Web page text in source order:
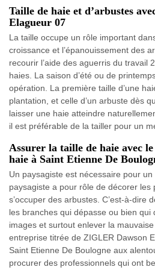
Taille de haie et d’arbustes
Elagueur 07
La taille occupe un rôle important
croissance et l’épanouissement des
recourir l’aide des aguerris du travail
haies. La saison d’été ou de
opération. La première taille d’une
plantation, et celle d’un arbuste dès
laisser une haie atteindre
il est préférable de la tailler pour un
Assurer la taille de haie avec
haie à Saint Etienne De
Un paysagiste est nécessaire pour
paysagiste a pour rôle de décorer les
s’occuper des arbustes. C’est-à-dire
les branches qui dépasse ou bien qui
images et surtout enlever la
entreprise titrée de ZIGLER Dawson
Saint Etienne De Boulogne aux
procurer des professionnels qui ont